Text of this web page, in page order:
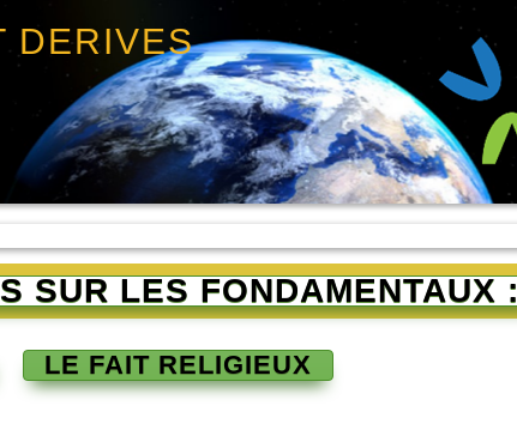
DERIVES
SUR LES FONDAMENTAUX :
LE FAIT RELIGIEUX